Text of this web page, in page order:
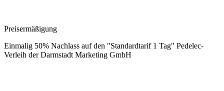
Preisermäßigung
Einmalig 50% Nachlass auf den "Standardtarif 1 Tag" Pedelec-
Verleih der Darmstadt Marketing GmbH